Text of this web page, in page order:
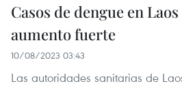
Casos de dengue en
aumento fuerte
10/08/2023 03:43
Las autoridades sanitarias de